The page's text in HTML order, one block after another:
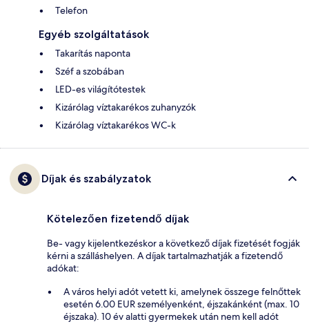
Telefon
Egyéb szolgáltatások
Takarítás naponta
Széf a szobában
LED-es világítótestek
Kizárólag víztakarékos zuhanyzók
Kizárólag víztakarékos WC-k
Díjak és szabályzatok
Kötelezően fizetendő díjak
Be- vagy kijelentkezéskor a következő díjak fizetését fogják
kérni a szálláshelyen. A díjak tartalmazhatják a fizetendő
adókat:
A város helyi adót vetett ki, amelynek összege felnőttek
esetén 6.00 EUR személyenként, éjszakánként (max. 10
éjszaka). 10 év alatti gyermekek után nem kell adót